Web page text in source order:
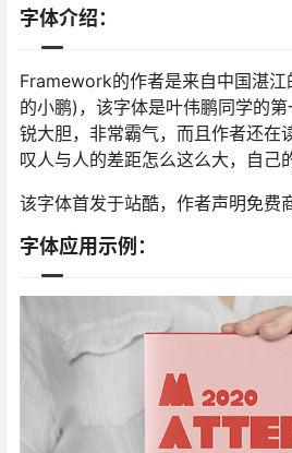
字体介绍：
Framework的作者是来自中国湛
的小鹏)，该字体是叶伟鹏同学的
锐大胆，非常霸气，而且作者还在
叹人与人的差距怎么这么大，自己
该字体首发于站酷，作者声明免费
字体应用示例：